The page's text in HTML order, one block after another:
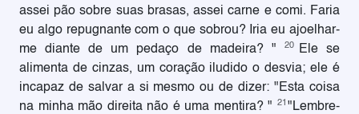
assei pão sobre suas brasas, assei carne e comi. Faria
eu algo repugnante com o que sobrou? Iria eu ajoelhar-
me diante de um pedaço de madeira? "
20
Ele se
alimenta de cinzas, um coração iludido o desvia; ele é
incapaz de salvar a si mesmo ou de dizer: "Esta coisa
na minha mão direita não é uma mentira? " 21 "Lembre-